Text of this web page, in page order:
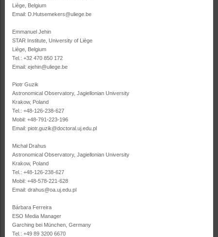
Liège, Belgium
Email: D.Hutsemekers@uliege.be
Emmanuel Jehin
STAR Institute, University of Liège
Liège, Belgium
Tel.: +32 470 850 172
Email: ejehin@uliege.be
Piotr Guzik
Astronomical Observatory, Jagiellonian University
Krakow, Poland
Tel.: +48-126-238-627
Mobil: +48-791-223-196
Email: piotr.guzik@doctoral.uj.edu.pl
Michał Drahus
Astronomical Observatory, Jagiellonian University
Krakow, Poland
Tel.: +48-126-238-627
Mobil: +48-578-221-628
Email: drahus@oa.uj.edu.pl
Bárbara Ferreira
ESO Media Manager
Garching bei München, Germany
Tel.: +49 89 3200 6670